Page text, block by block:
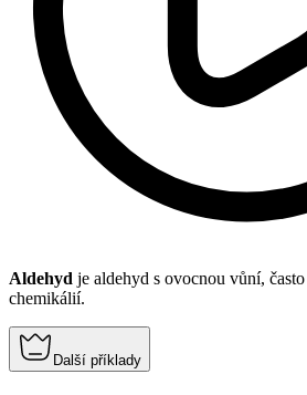
Aldehyd je aldehyd s ovocnou vůní,
chemikálií.
Další příklady